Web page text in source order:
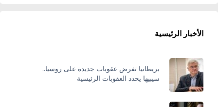
الأخبار الرئيسية
بريطانيا تفرض عقوبات جديدة على روسيا..
سيبيها يحدد العقوبات الرئيسية